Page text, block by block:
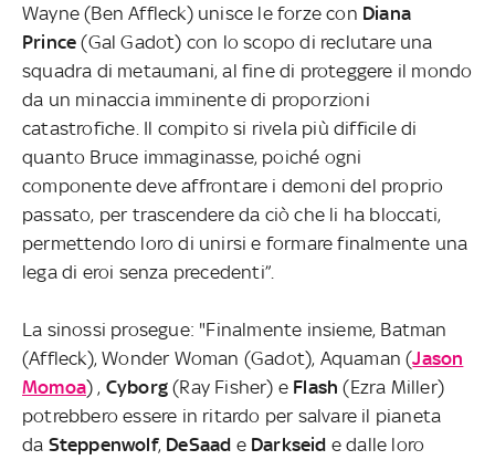
Wayne (Ben Affleck) unisce le forze con Diana
Prince (Gal Gadot) con lo scopo di reclutare una
squadra di metaumani, al fine di proteggere il mondo
da un minaccia imminente di proporzioni
catastrofiche. Il compito si rivela più difficile di
quanto Bruce immaginasse, poiché ogni
componente deve affrontare i demoni del proprio
passato, per trascendere da ciò che li ha bloccati,
permettendo loro di unirsi e formare finalmente una
lega di eroi senza precedenti”.
La sinossi prosegue: "Finalmente insieme, Batman
(Affleck), Wonder Woman (Gadot), Aquaman (Jason
Momoa) , Cyborg (Ray Fisher) e Flash (Ezra Miller)
potrebbero essere in ritardo per salvare il pianeta
da Steppenwolf, DeSaad e Darkseid e dalle loro